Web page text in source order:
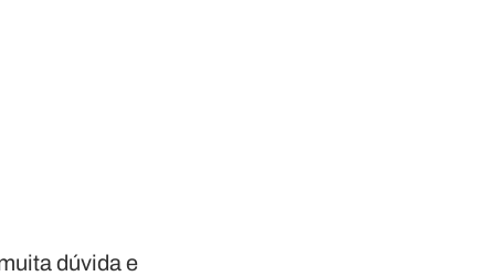
dúvida e